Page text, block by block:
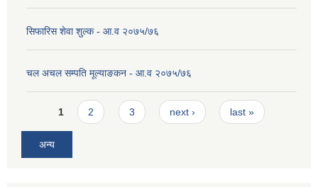
सिफारिस शेवा शुल्क - आ.व २०७५/७६
चल अचल सम्पति मूल्याङकन - आ.व २०७५/७६
Pages
1 2 3 next › last »
अन्य